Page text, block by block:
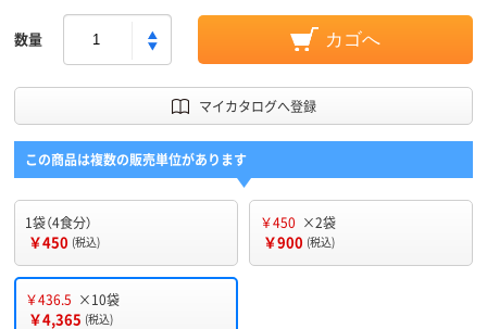
数量 カゴへ
マイカタログへ登録
この商品は複数の販売単位があります
1袋（4食分）
￥450 (税込)
￥450 ×2袋
￥900 (税込)
￥436.5 ×10袋
￥4,365 (税込)